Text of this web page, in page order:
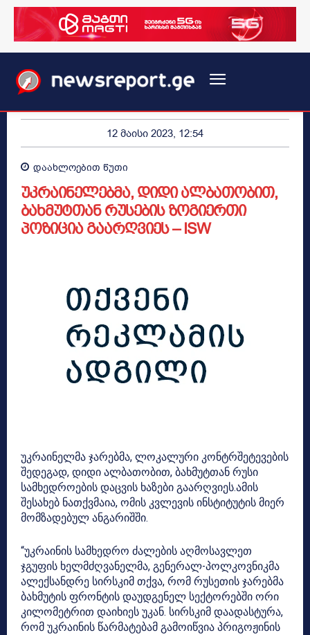
12 მაისი 2023, 12:54
დაახლოებით წუთი
უკრაინელებმა, დიდი ალბათობით,
ბახმუტთან რუსების ზოგიერთი
პოზიცია გაარღვიეს – ISW
უკრაინელმა ჯარებმა, ლოკალური კონტრშეტევების
შედეგად, დიდი ალბათობით, ბახმუტთან რუსი
სამხედროების დაცვის ხაზები გაარღვიეს.ამის
შესახებ ნათქვმაია, ომის კვლევის ინსტიტუტის მიერ
მომზადებულ ანგარიშში.
“უკრაინის სამხედრო ძალების აღმოსავლეთ
ჯგუფის ხელმძღვანელმა, გენერალ-პოლკოვნიკმა
ალექსანდრე სირსკიმ თქვა, რომ რუსეთის ჯარებმა
ბახმუტის ფრონტის დაუდგენელ სექტორებში ორი
კილომეტრით დაიხიეს უკან. სირსკიმ დაადასტურა,
რომ უკრაინის წარმატებამ გამოიწვია პრიგოჟინის